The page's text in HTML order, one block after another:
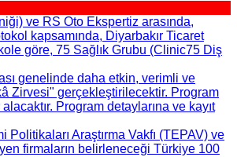
ve RS Oto Ekspertiz arasında,
kapsamında, Diyarbakır Ticaret
göre, 75 Sağlık Grubu (Clinic75 Diş
genelinde daha etkin, verimli ve
Zirvesi" gerçekleştirilecektir. Program
Program detaylarına ve kayıt
Araştırma Vakfı (TEPAV) ve
firmaların belirleneceği Türkiye 100